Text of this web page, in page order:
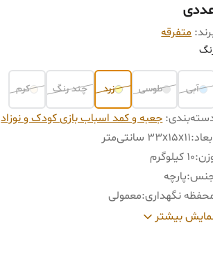
متفرقه
آبی طوسی زرد چند رنگ کرم
:جعبه و کمد اسباب بازی کودک و نوزاد
:33x15x11 سانتی‌متر
:10 کیلوگرم
:پارچه
نگهداری:معمولی
بیشتر